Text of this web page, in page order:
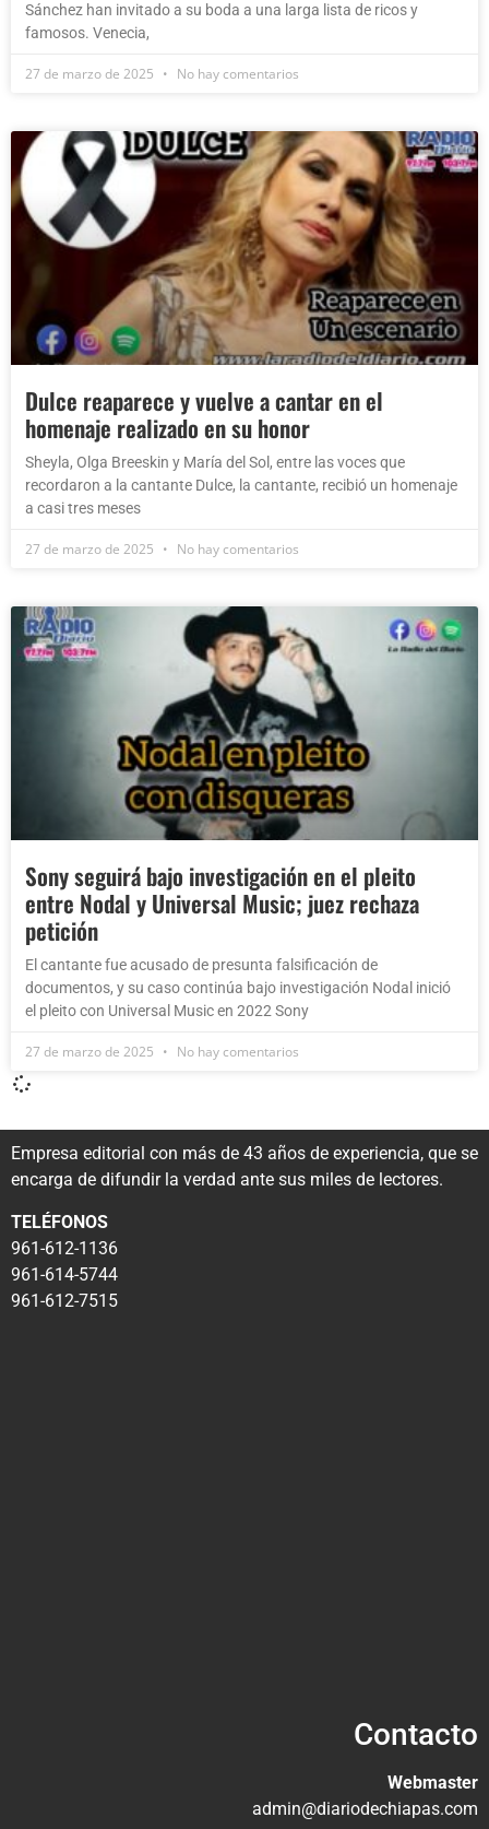
Sánchez han invitado a su boda a una larga lista de ricos y
famosos. Venecia,
27 de marzo de 2025 No hay comentarios
Dulce reaparece y vuelve a cantar en el
homenaje realizado en su honor
Sheyla, Olga Breeskin y María del Sol, entre las voces que
recordaron a la cantante Dulce, la cantante, recibió un homenaje
a casi tres meses
27 de marzo de 2025 No hay comentarios
Sony seguirá bajo investigación en el pleito
entre Nodal y Universal Music; juez rechaza
petición
El cantante fue acusado de presunta falsificación de
documentos, y su caso continúa bajo investigación Nodal inició
el pleito con Universal Music en 2022 Sony
27 de marzo de 2025 No hay comentarios
Empresa editorial con más de 43 años de experiencia, que se
encarga de difundir la verdad ante sus miles de lectores.
TELÉFONOS
961-612-1136
961-614-5744
961-612-7515
Contacto
Webmaster
admin@diariodechiapas.com